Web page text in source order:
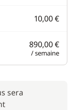
10,00 €
890,00 €
/ semaine
sera